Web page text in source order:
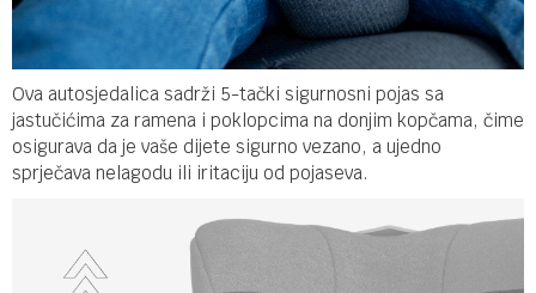
Ova autosjedalica sadrži 5-tački sigurnosni pojas sa
jastučićima za ramena i poklopcima na donjim kopčama, čime
osigurava da je vaše dijete sigurno vezano, a ujedno
sprječava nelagodu ili iritaciju od pojaseva.